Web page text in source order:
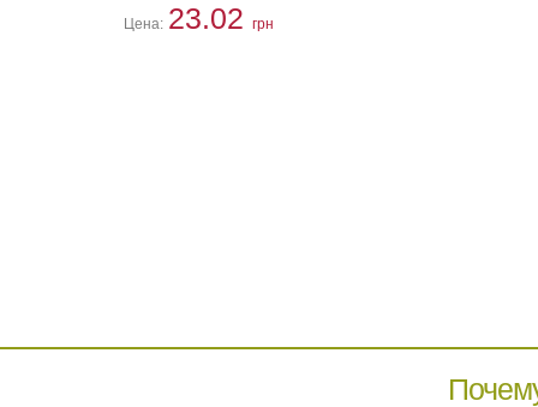
Цена: 23.02 грн